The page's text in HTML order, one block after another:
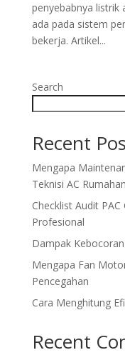
penyebabnya listrik
ada pada sistem
bekerja. Artikel...
Search
Recent
Mengapa
Teknisi AC Rumahan
Checklist Audit
Profesional
Dampak
Mengapa Fan
Pencegahan
Cara Menghitung
Recent